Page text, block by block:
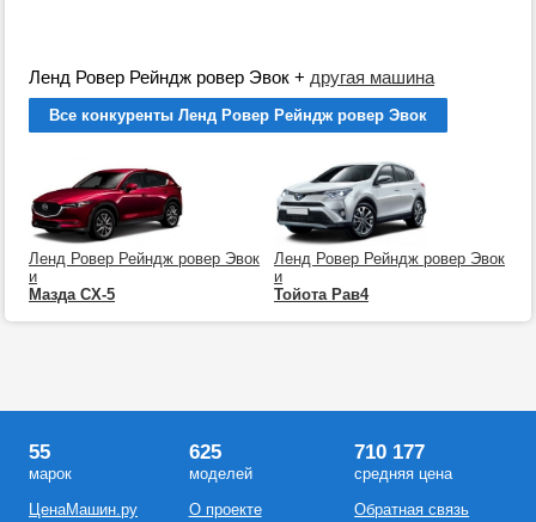
Ленд Ровер Рейндж ровер Эвок + другая машина
Все конкуренты Ленд Ровер Рейндж ровер Эвок
Ленд Ровер Рейндж ровер Эвок
и
Мазда СХ-5
Ленд Ровер Рейндж ровер Эвок
и
Тойота Рав4
55
марок
ЦенаМашин.ру
625
моделей
О проекте
710 177
средняя цена
Обратная связь